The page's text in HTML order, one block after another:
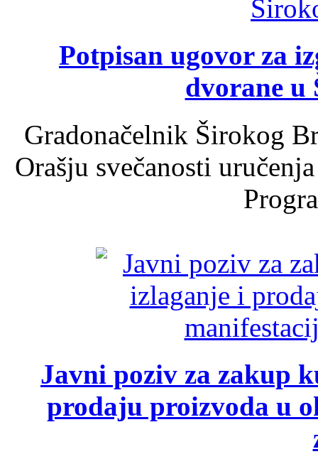
Potpisan ugovor za
dvorane u
Gradonačelnik Širokog
Orašju svečanosti
Javni poziv za zakup
prodaju proizvoda u